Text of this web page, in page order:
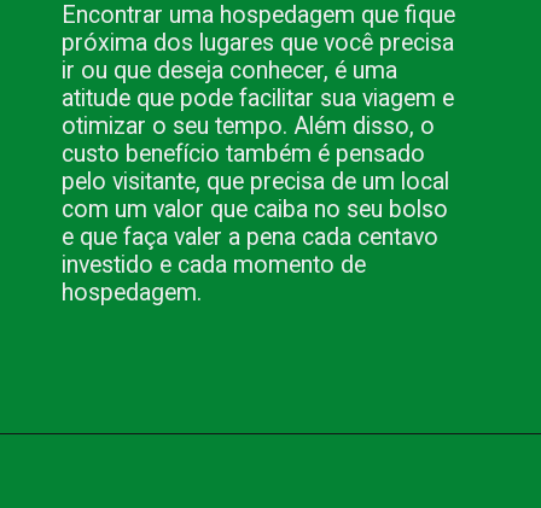
Encontrar uma hospedagem que fique
próxima dos lugares que você precisa
ir ou que deseja conhecer, é uma
atitude que pode facilitar sua viagem e
otimizar o seu tempo. Além disso, o
custo benefício também é pensado
pelo visitante, que precisa de um local
com um valor que caiba no seu bolso
e que faça valer a pena cada centavo
investido e cada momento de
hospedagem.